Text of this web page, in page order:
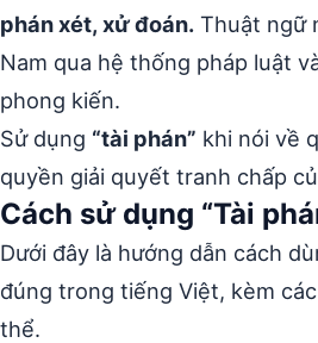
phán xét, xử đoán. Thuật ngữ
Nam qua hệ thống pháp luật
phong kiến.
Sử dụng “tài phán” khi nói về
quyền giải quyết tranh chấp
Cách sử dụng “Tài
Dưới đây là hướng dẫn cách
đúng trong tiếng Việt, kèm
thể.